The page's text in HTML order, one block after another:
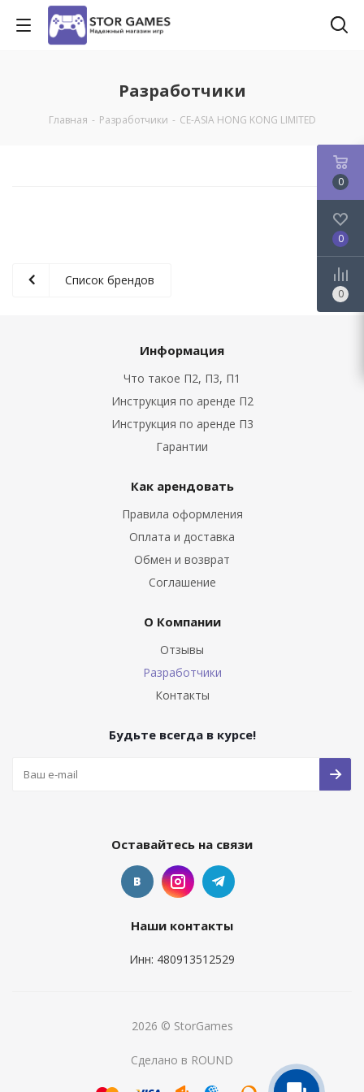
Разработчики
Главная - Разработчики - CE-ASIA HONG KONG LIMITED
Список брендов
Информация
Что такое П2, П3, П1
Инструкция по аренде П2
Инструкция по аренде П3
Гарантии
Как арендовать
Правила оформления
Оплата и доставка
Обмен и возврат
Соглашение
О Компании
Отзывы
Разработчики
Контакты
Будьте всегда в курсе!
Оставайтесь на связи
Наши контакты
Инн: 480913512529
2026 © StorGames
Сделано в ROUND
0
0
0